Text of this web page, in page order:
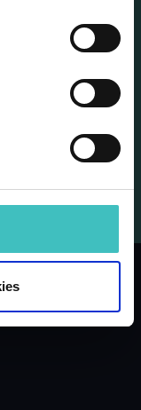
bei